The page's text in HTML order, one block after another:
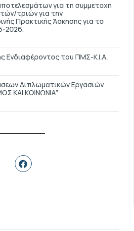
για τη συμμετοχή
τριών για την
Πρακτικής Άσκησης για το
2026.
Ενδιαφέροντος του ΠΜΣ-Κ.Ι.Α.
Διπλωματικών Εργασιών
ΚΑΙ ΚΟΙΝΩΝΙΑ”